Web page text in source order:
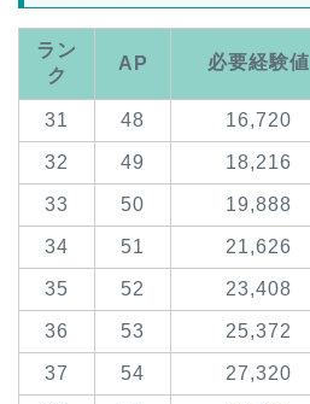
ラン
ク
AP 必要経験値
31 48 16,720
32 49 18,216
33 50 19,888
34 51 21,626
35 52 23,408
36 53 25,372
37 54 27,320